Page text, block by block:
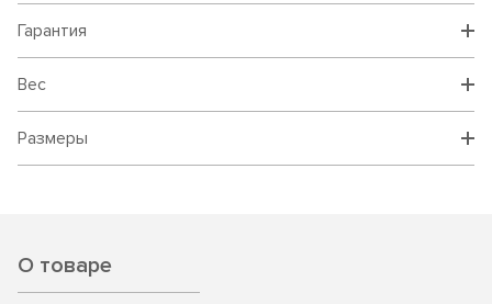
Гарантия
Вес
Размеры
О товаре